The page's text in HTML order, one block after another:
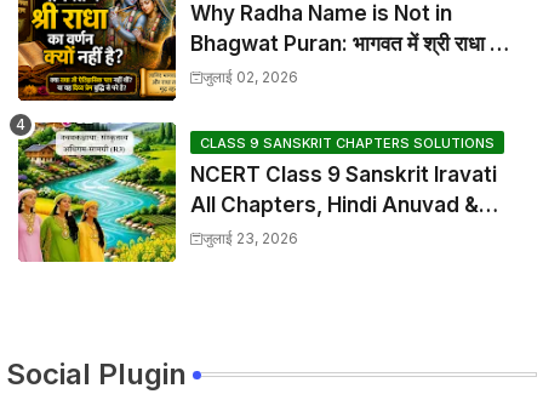
Why Radha Name is Not in
Bhagwat Puran: भागवत में श्री राधा का
वर्णन क्यों नहीं है?
जुलाई 02, 2026
CLASS 9 SANSKRIT CHAPTERS SOLUTIONS
NCERT Class 9 Sanskrit Iravati
All Chapters, Hindi Anuvad &
Solutions Index
जुलाई 23, 2026
Social Plugin